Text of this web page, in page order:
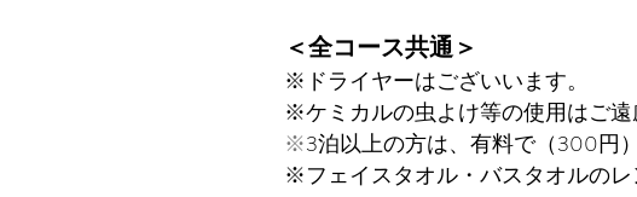
＜全コース共通＞
※ドライヤーはございいます。​
※ケミカルの虫よけ等の使用はご遠
※3泊以上の方は、有料で（300円
※フェイスタオル・バスタオルの